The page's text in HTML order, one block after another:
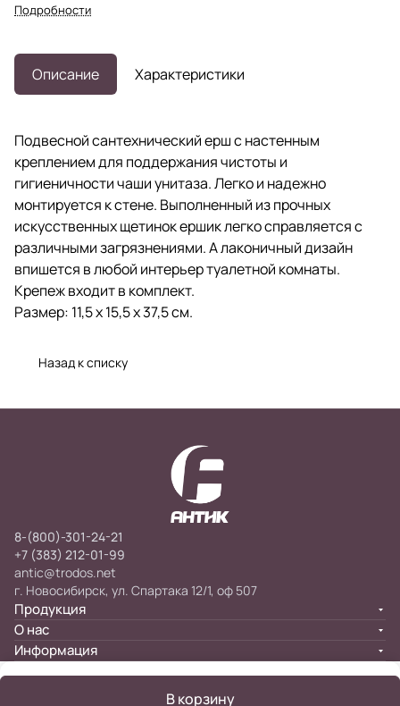
Подробности
Описание Характеристики
Подвесной сантехнический ерш с настенным
креплением для поддержания чистоты и
гигиеничности чаши унитаза. Легко и надежно
монтируется к стене. Выполненный из прочных
искусственных щетинок ершик легко справляется с
различными загрязнениями. А лаконичный дизайн
впишется в любой интерьер туалетной комнаты.
Крепеж входит в комплект.
Размер: 11,5 х 15,5 х 37,5 см.
Назад к списку
В корзину
8-(800)-301-24-21
+7 (383) 212-01-99
antic@trodos.net
г. Новосибирск, ул. Спартака 12/1, оф 507
Продукция
О нас
Информация